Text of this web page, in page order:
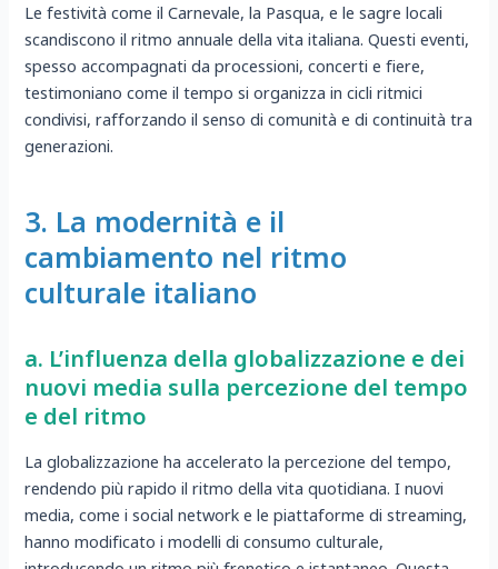
Le festività come il Carnevale, la Pasqua, e le sagre locali
scandiscono il ritmo annuale della vita italiana. Questi eventi,
spesso accompagnati da processioni, concerti e fiere,
testimoniano come il tempo si organizza in cicli ritmici
condivisi, rafforzando il senso di comunità e di continuità tra
generazioni.
3. La modernità e il
cambiamento nel ritmo
culturale italiano
a. L’influenza della globalizzazione e dei
nuovi media sulla percezione del tempo
e del ritmo
La globalizzazione ha accelerato la percezione del tempo,
rendendo più rapido il ritmo della vita quotidiana. I nuovi
media, come i social network e le piattaforme di streaming,
hanno modificato i modelli di consumo culturale,